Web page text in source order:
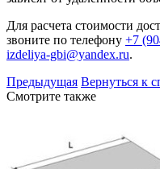
Для расчета стоимости
звоните по телефону +7
izdeliya-gbi@yandex.ru.
Предыдущая Вернуться к
Смотрите также